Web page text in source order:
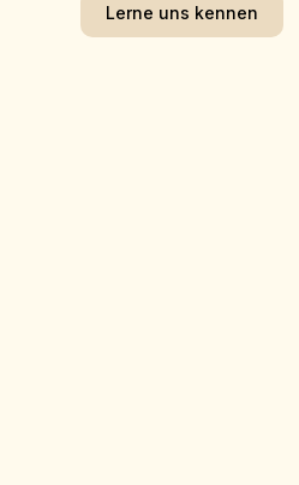
Lerne uns kennen